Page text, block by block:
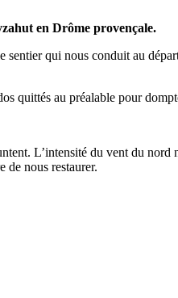
en Drôme provençale.
qui nous conduit au
quittés au préalable pour
L’intensité du vent du
de nous restaurer.